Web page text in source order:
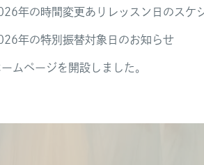
年の時間変更ありレッスン日のスケ
年の特別振替対象日のお知らせ
ムページを開設しました。